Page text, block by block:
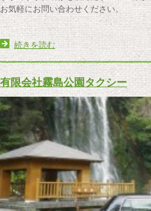
お気軽にお問い合わせください。
続きを読む
有限会社霧島公園タクシー